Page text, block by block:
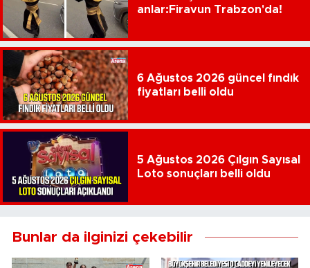
anlar:Firavun Trabzon'da!
6 Ağustos 2026 güncel fındık
fiyatları belli oldu
5 Ağustos 2026 Çılgın Sayısal
Loto sonuçları belli oldu
Bunlar da ilginizi çekebilir